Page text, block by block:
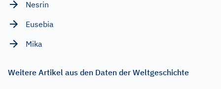
Nesrin
Eusebia
Mika
Weitere Artikel aus den Daten der Weltgeschichte